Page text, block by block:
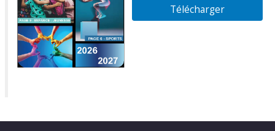
Télécharger